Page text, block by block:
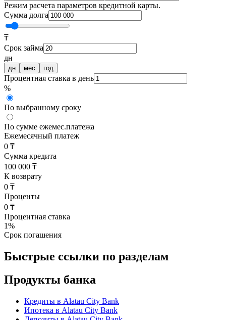
Режим расчета параметров кредитной карты.
Сумма долга
₸
Срок займа
дн
дн мес год
Процентная ставка в день
%
По выбранному сроку
По сумме ежемес.платежа
Ежемесячный платеж
0 ₸
Сумма кредита
100 000 ₸
К возврату
0 ₸
Проценты
0 ₸
Процентная ставка
1%
Срок погашения
Быстрые ссылки по разделам
Продукты банка
Кредиты в Alatau City Bank
Ипотека в Alatau City Bank